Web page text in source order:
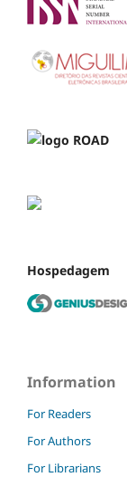
Hospedagem
Information
For Readers
For Authors
For Librarians